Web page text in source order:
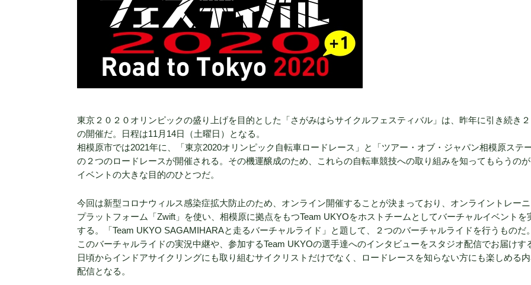
東京２０２０オリンピックの盛り上げを目的とした「さがみはらサイクルフェスティバル」は、昨年に引き続き
の開催だ。日程は11月14日（土曜日）となる。
相模原市では2021年に、「東京2020オリンピック自転車ロードレース」と「ツアー・オブ・ジャパン相模原ステ
の２つのロードレースが開催される。その機運醸成のため、これらの自転車競技への取り組みを知ってもらうの
イベントの大きな目的のひとつだ。
今回は新型コロナウィルス感染症拡大防止のため、オンライン開催することが決まっており、オンライントレー
プラットフォーム「Zwift」を使い、相模原に拠点をもつTeam UKYOをホストチームとしてバーチャルイベントを
する。「Team UKYO SAGAMIHARAと走るバーチャルライド」と題して、２つのバーチャルライドを行うものだ
このバーチャルライドの実況中継や、参加するTeam UKYOの選手達へのインタビューをスタジオ配信でお届けす
日頃からインドアサイクリングにも取り組むサイクリストだけでなく、ロードレースを知らない方にも楽しめる
配信となる。